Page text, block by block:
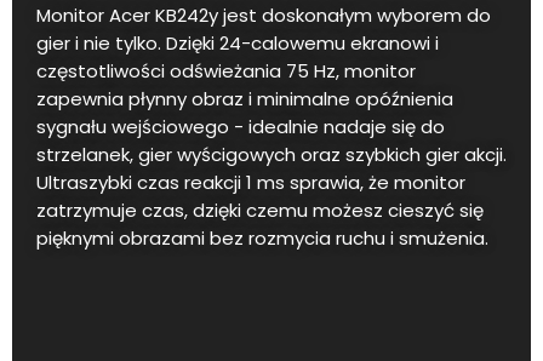
Monitor Acer KB242y jest doskonałym wyborem do
gier i nie tylko. Dzięki 24-calowemu ekranowi i
częstotliwości odświeżania 75 Hz, monitor
zapewnia płynny obraz i minimalne opóźnienia
sygnału wejściowego - idealnie nadaje się do
strzelanek, gier wyścigowych oraz szybkich gier akcji.
Ultraszybki czas reakcji 1 ms sprawia, że monitor
zatrzymuje czas, dzięki czemu możesz cieszyć się
pięknymi obrazami bez rozmycia ruchu i smużenia.